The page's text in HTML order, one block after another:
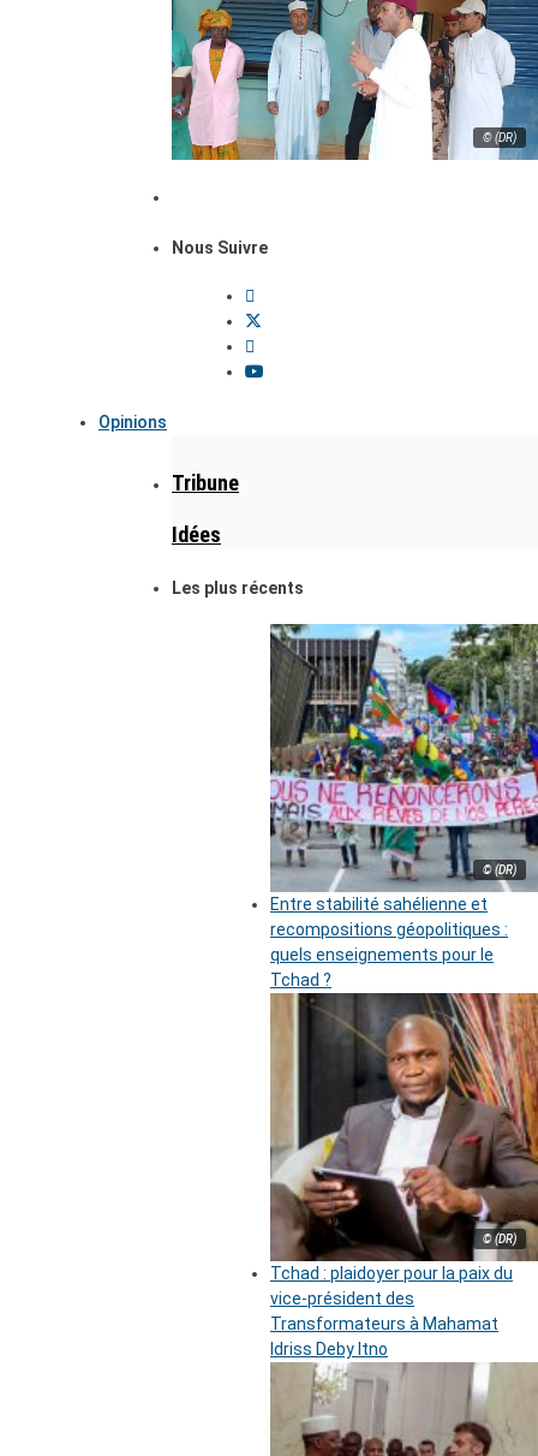
© (DR)
Nous Suivre
Opinions
Tribune
Idées
Les plus récents
© (DR)
Entre stabilité sahélienne et
recompositions géopolitiques :
quels enseignements pour le
Tchad ?
© (DR)
Tchad : plaidoyer pour la paix du
vice-président des
Transformateurs à Mahamat
Idriss Deby Itno